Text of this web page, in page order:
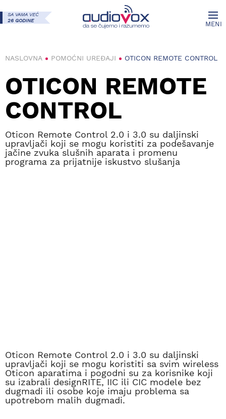
SA VAMA VEĆ
26 GODINE
MENI
NASLOVNA POMOĆNI UREĐAJI OTICON REMOTE CONTROL
OTICON REMOTE
CONTROL
Oticon Remote Control 2.0 i 3.0 su daljinski
upravljači koji se mogu koristiti za podešavanje
jačine zvuka slušnih aparata i promenu
programa za prijatnije iskustvo slušanja
Oticon Remote Control 2.0 i 3.0 su daljinski
upravljači koji se mogu koristiti sa svim wireless
Oticon aparatima i pogodni su za korisnike koji
su izabrali designRITE, IIC ili CIC modele bez
dugmadi ili osobe koje imaju problema sa
upotrebom malih dugmadi.